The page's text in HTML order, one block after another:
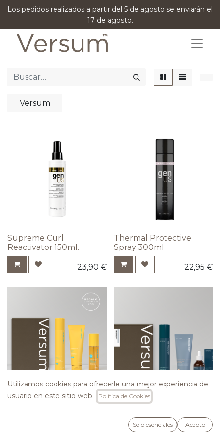
Los pedidos realizados a partir del 5 de agosto se enviarán el
17 de agosto.
Versum
Supreme Curl
Reactivator 150ml.
23,90 €
Thermal Protective
Spray 300ml
22,95 €
Sun Set
81,90€ 69,62€
Utilizamos cookies para ofrecerle una mejor experiencia de
usuario en este sitio web.
Política de Cookies
Solo esenciales Acepto